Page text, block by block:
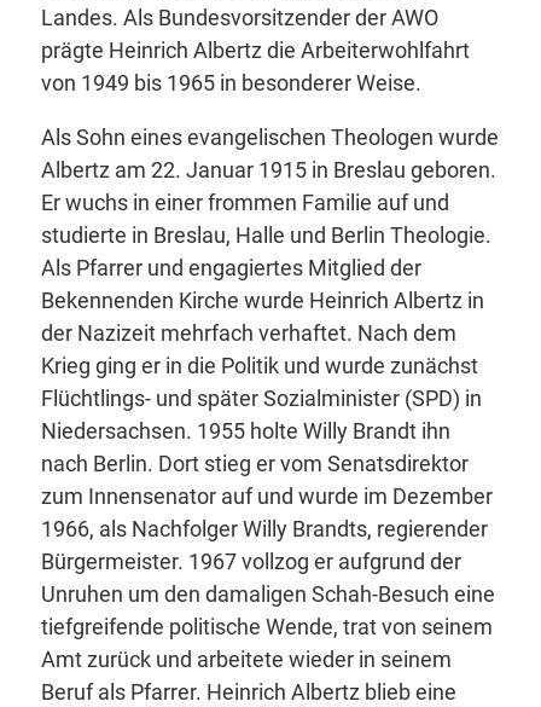
Landes. Als Bundesvorsitzender der AWO
prägte Heinrich Albertz die Arbeiterwohlfahrt
von 1949 bis 1965 in besonderer Weise.
Als Sohn eines evangelischen Theologen wurde
Albertz am 22. Januar 1915 in Breslau geboren.
Er wuchs in einer frommen Familie auf und
studierte in Breslau, Halle und Berlin Theologie.
Als Pfarrer und engagiertes Mitglied der
Bekennenden Kirche wurde Heinrich Albertz in
der Nazizeit mehrfach verhaftet. Nach dem
Krieg ging er in die Politik und wurde zunächst
Flüchtlings- und später Sozialminister (SPD) in
Niedersachsen. 1955 holte Willy Brandt ihn
nach Berlin. Dort stieg er vom Senatsdirektor
zum Innensenator auf und wurde im Dezember
1966, als Nachfolger Willy Brandts, regierender
Bürgermeister. 1967 vollzog er aufgrund der
Unruhen um den damaligen Schah-Besuch eine
tiefgreifende politische Wende, trat von seinem
Amt zurück und arbeitete wieder in seinem
Beruf als Pfarrer. Heinrich Albertz blieb eine